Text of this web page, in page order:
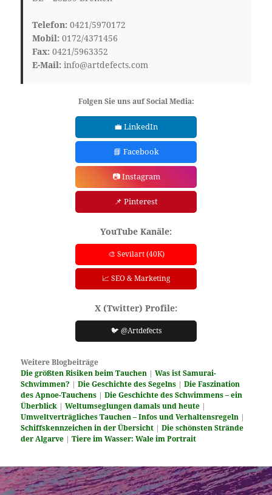
Telefon: 0421/5970172
Mobil: 0172/4371456
Fax: 0421/5963352
E-Mail: info@artdefects.com
Folgen Sie uns auf Social Media:
💼 LinkedIn
📘 Facebook
📷 Instagram
📌 Pinterest
YouTube Kanäle:
🎨 Sevilart (40K)
📈 SEO & Marketing
X (Twitter) Profile:
🐦 @Artdefects
Weitere Blogbeiträge
Die größten Risiken beim Tauchen |Was ist Samurai-
Schwimmen? |Die Geschichte des Segelns |Die Faszination
des Apnoe-Tauchens |Die Geschichte des Schwimmens – ein
Überblick |Weltumseglungen damals und heute |
Umweltverträgliches Tauchen – Infos und Verhaltensregeln |
Schiffskennzeichen in der Übersicht |Die schönsten Strände
der Algarve |Tiere im Wasser: Wale im Portrait